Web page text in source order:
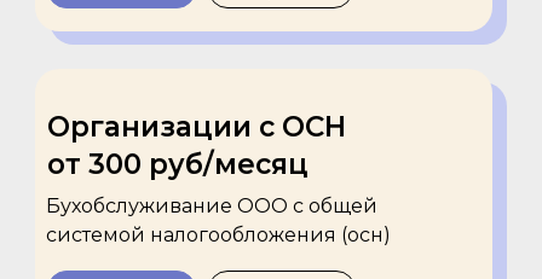
Организации с ОСН
от 300 руб/месяц
Бухобслуживание ООО с общей
системой налогообложения (осн)